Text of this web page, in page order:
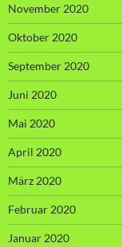
November 2020
Oktober 2020
September 2020
Juni 2020
Mai 2020
April 2020
März 2020
Februar 2020
Januar 2020